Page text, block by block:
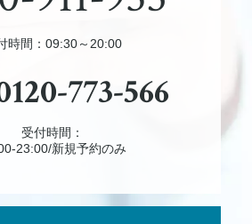
時間：09:30～20:00
773-566
受付時間：
23:00/新規予約のみ